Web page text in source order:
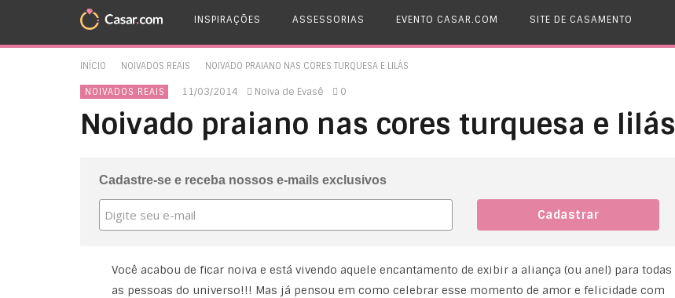
INSPIRAÇÕES ASSESSORIAS EVENTO CASAR.COM SITE DE CASAMENTO
INÍCIO NOIVADOS REAIS NOIVADO PRAIANO NAS CORES TURQUESA E LILÁS
NOIVADOS REAIS 11/03/2014 Noiva de Evasê 0
Noivado praiano nas cores turquesa e lilás
Cadastre-se e receba nossos e-mails exclusivos
Você acabou de ficar noiva e está vivendo aquele encantamento de exibir a aliança (ou anel) para todas
as pessoas do universo!!! Mas já pensou em como celebrar esse momento de amor e felicidade com